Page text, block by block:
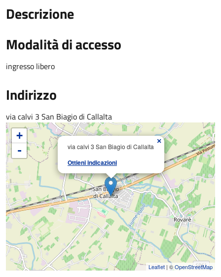
Descrizione
Modalità di accesso
ingresso libero
Indirizzo
via calvi 3 San Biagio di Callalta
×
via calvi 3 San Biagio di Callalta
Ottieni indicazioni
+
-
Leaflet | ©OpenStreetMap